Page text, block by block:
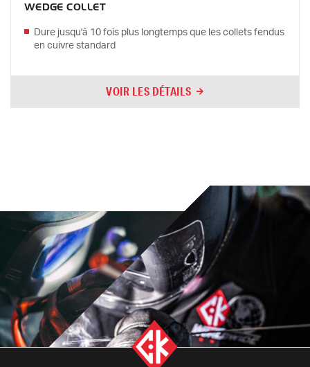
WEDGE COLLET
Dure jusqu'à 10 fois plus longtemps que les collets fendus
en cuivre standard
VOIR LES DÉTAILS